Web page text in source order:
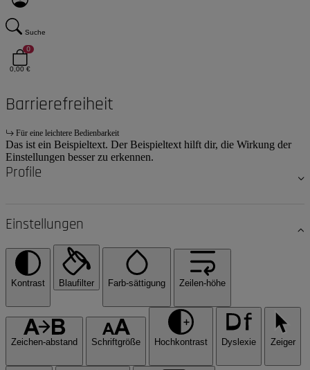
Suche
0
0,00 €
Barrierefreiheit
Für eine leichtere Bedienbarkeit
Das ist ein Beispieltext. Der Beispieltext hilft dir, die Wirkung der
Einstellungen besser zu erkennen.
Profile
Einstellungen
Kontrast Blaufilter Farb-sättigung Zeilen-höhe
Zeichen-abstand Schriftgröße Hochkontrast Dyslexie Zeiger